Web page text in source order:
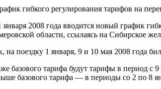
гибкого регулирования тарифов на
января 2008 года вводится новый график
области, ссылаясь на Сибирское
на поездку 1 января, 9 и 10 мая 2008 года
базового тарифа будут тарифы в период с
базового тарифа — в периоды со 2 по 8